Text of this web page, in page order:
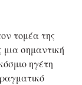
τομέα της
σημαντική
ηγέτη